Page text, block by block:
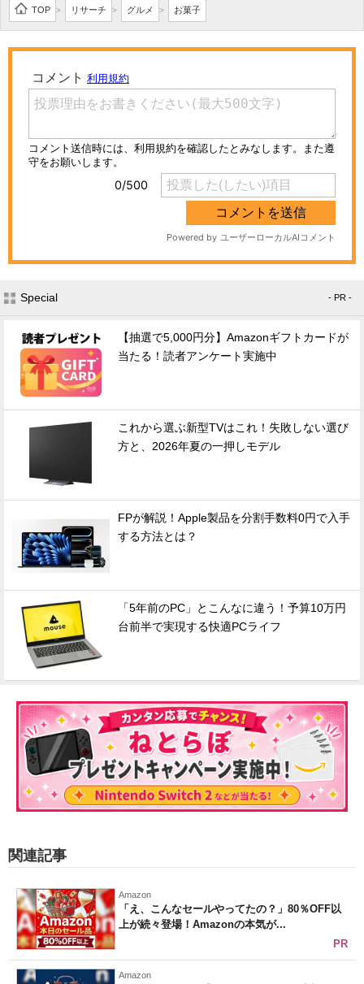
TOP > リサーチ > グルメ > お菓子
Special - PR -
【抽選で5,000円分】Amazonギフトカードが
当たる！読者アンケート実施中
これから選ぶ新型TVはこれ！失敗しない選び
方と、2026年夏の一押しモデル
FPが解説！Apple製品を分割手数料0円で入手
する方法とは？
「5年前のPC」とこんなに違う！予算10万円
台前半で実現する快適PCライフ
関連記事
Amazon
「え、こんなセールやってたの？」80％OFF以
上が続々登場！Amazonの本気が...
PR
Amazon